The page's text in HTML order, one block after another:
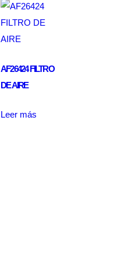
AF26424 FILTRO
DE AIRE
Leer más